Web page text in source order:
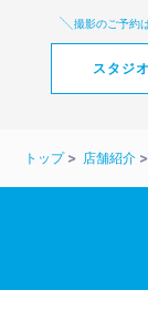
撮影のご予約
スタジ
トップ 店舗紹介